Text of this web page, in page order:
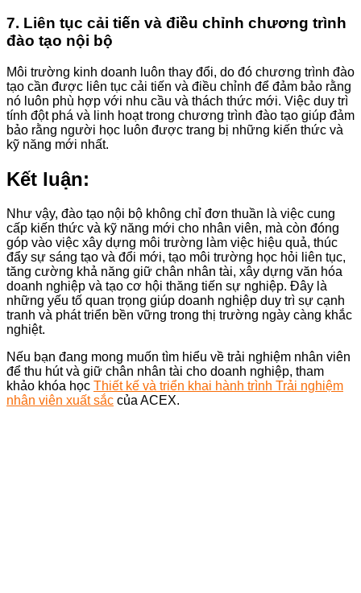
7. Liên tục cải tiến và điều chỉnh chương trình
đào tạo nội bộ
Môi trường kinh doanh luôn thay đổi, do đó chương trình đào
tạo cần được liên tục cải tiến và điều chỉnh để đảm bảo rằng
nó luôn phù hợp với nhu cầu và thách thức mới. Việc duy trì
tính đột phá và linh hoạt trong chương trình đào tạo giúp đảm
bảo rằng người học luôn được trang bị những kiến thức và
kỹ năng mới nhất.
Kết luận:
Như vậy, đào tạo nội bộ không chỉ đơn thuần là việc cung
cấp kiến thức và kỹ năng mới cho nhân viên, mà còn đóng
góp vào việc xây dựng môi trường làm việc hiệu quả, thúc
đẩy sự sáng tạo và đổi mới, tạo môi trường học hỏi liên tục,
tăng cường khả năng giữ chân nhân tài, xây dựng văn hóa
doanh nghiệp và tạo cơ hội thăng tiến sự nghiệp. Đây là
những yếu tố quan trọng giúp doanh nghiệp duy trì sự cạnh
tranh và phát triển bền vững trong thị trường ngày càng khắc
nghiệt.
Nếu bạn đang mong muốn tìm hiểu về trải nghiệm nhân viên
để thu hút và giữ chân nhân tài cho doanh nghiệp, tham
khảo khóa học Thiết kế và triển khai hành trình Trải nghiệm
nhân viên xuất sắc của ACEX.